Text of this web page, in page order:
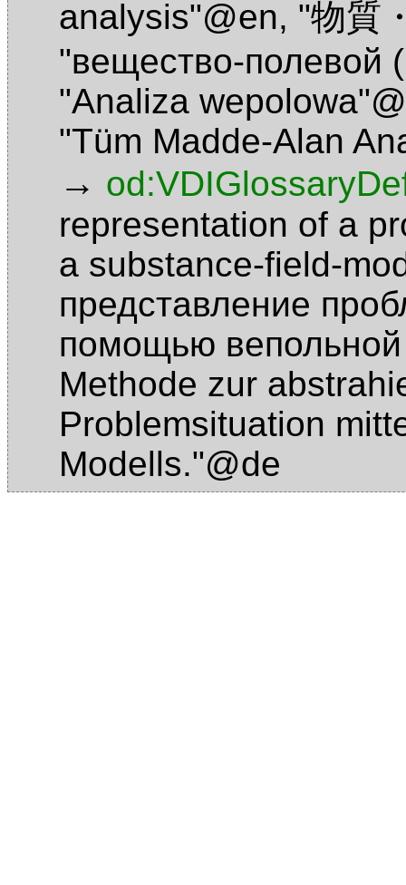
analysis"@en, "物質
"вещество-полевой
"Analiza
"Tüm Madde-Alan
→
representation of a
a substance-field-
представление
помощью
Methode zur
Problemsituation
Modells."@de